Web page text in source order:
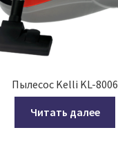
Пылесос Kelli KL-8006
Читать далее